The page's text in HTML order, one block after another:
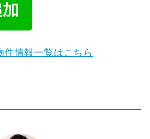
件情報一覧はこちら